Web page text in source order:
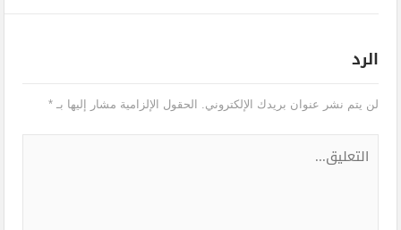
الرد
لن يتم نشر عنوان بريدك الإلكتروني. الحقول الإلزامية مشار إليها بـ*